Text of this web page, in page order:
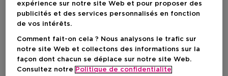
expérience sur notre site Web et pour proposer des
publicités et des services personnalisés en fonction
de vos intérêts.
Comment fait-on cela ? Nous analysons le trafic sur
notre site Web et collectons des informations sur la
façon dont chacun se déplace sur notre site Web.
Consultez notre Politique de confidentialite